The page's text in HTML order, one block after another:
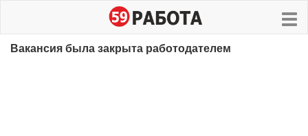
Вакансия была закрыта работодателем